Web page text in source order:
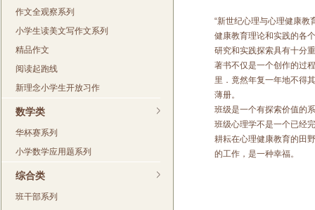
作文全观察系列
小学生读美文写作文系列
精品作文
阅读起跑线
新理念小学生开放习作
数学类
华杯赛系列
小学数学应用题系列
综合类
班干部系列
“新世纪心理与心理健康教
健康教育理论和实践的各
研究和实践探索具有十分
著书不仅是一个创作的过
里．竟然年复一年地不得
薄册。
班级是一个有探索价值的
班级心理学不是一个已经
耕耘在心理健康教育的田
的工作，是一种幸福。